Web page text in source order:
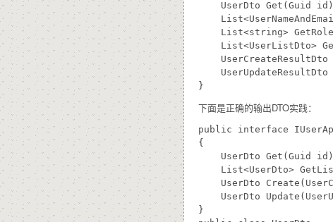
UserDto Get(Guid
List<string>
List<UserListDto>
UserCreateResultDto
UserUpdateResultDto
下面是正确的输出DTO实践：
public interface
{
UserDto Get(Guid
List<UserDto>
UserDto
UserDto
}